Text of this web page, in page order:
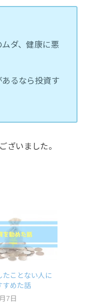
ダ、健康に悪
るなら投資す
ざいました。
たことない人に
すめた話
7日